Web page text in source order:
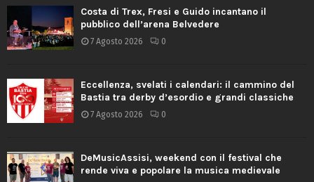
Costa di Trex, Fresi e Guido incantano il
pubblico dell’arena Belvedere
7 Agosto 2026 0
Eccellenza, svelati i calendari: il cammino del
Bastia tra derby d’esordio e grandi classiche
7 Agosto 2026 0
DeMusicAssisi, weekend con il festival che
rende viva e popolare la musica medievale